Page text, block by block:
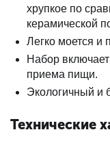
хрупкое по
керамической
Легко моется и
Набор
приема пищи.
Экологичный и
Технические